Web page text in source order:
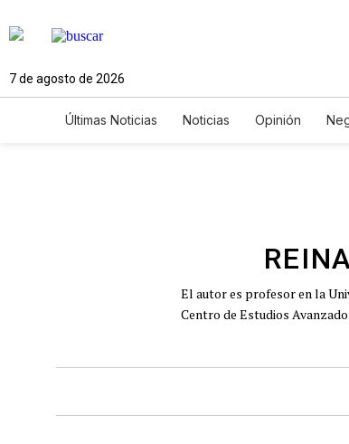
7 de agosto de 2026
Últimas Noticias Noticias Opinión
El autor es profesor en la
Centro de Estudios